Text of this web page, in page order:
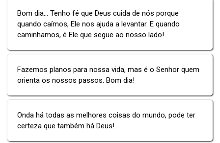
Bom dia... Tenho fé que Deus cuida de nós porque
quando caímos, Ele nos ajuda a levantar. E quando
caminhamos, é Ele que segue ao nosso lado!
Fazemos planos para nossa vida, mas é o Senhor quem
orienta os nossos passos. Bom dia!
Onda há todas as melhores coisas do mundo, pode ter
certeza que também há Deus!